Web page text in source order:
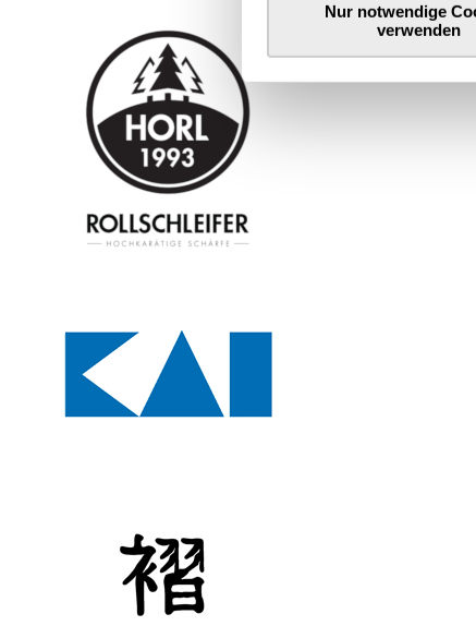
Nur notwendige
verwenden